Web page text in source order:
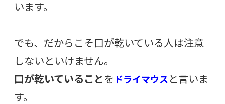
います。
でも、だからこそ口が乾いている人は注意
しないといけません。
口が乾いていること を ドライマウス と言いま
す。